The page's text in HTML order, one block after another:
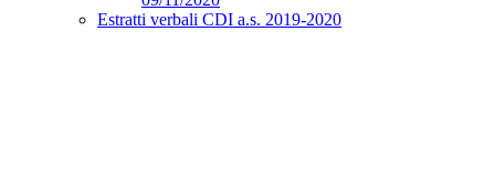
Estratti verbali CDI a.s. 2019-2020